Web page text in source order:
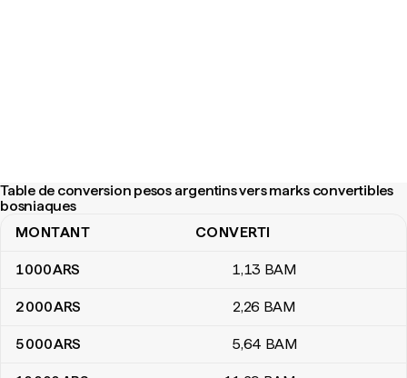
Table de conversion pesos argentins vers marks convertibles
bosniaques
Table de conversion pesos argentins vers marks convertibles
MONTANT CONVERTI
1 000ARS 1,13 BAM
2 000ARS 2,26 BAM
5 000ARS 5,64 BAM